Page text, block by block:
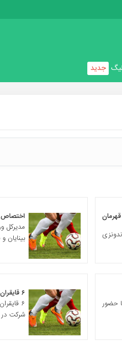
جدید
اندونزی
اختصاص ۵ سهمیه حضور در پاراآسیایی جاکارتا به ‌بوشهر‌
مدیرکل
بینایان
حضور
۶ قایقران بوشهری در مسابقات باشگاههای جهان
۶
شرکت در